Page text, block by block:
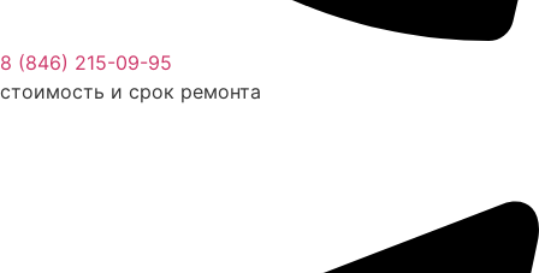
8 (846) 215-09-95
стоимость и срок ремонта